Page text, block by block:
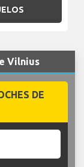
Vilnius
DE